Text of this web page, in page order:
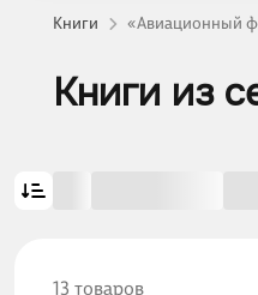
Книги «Авиационный
Книги из
13 товаров